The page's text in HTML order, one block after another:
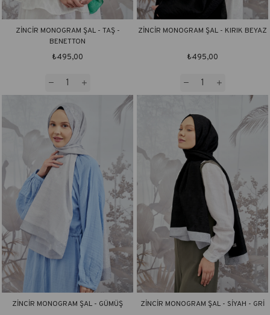
ZİNCİR MONOGRAM ŞAL - TAŞ -
BENETTON
₺495,00
ZİNCİR MONOGRAM ŞAL - KIRIK BEYAZ
₺495,00
ZİNCİR MONOGRAM ŞAL - GÜMÜŞ ZİNCİR MONOGRAM ŞAL - SİYAH - GRİ